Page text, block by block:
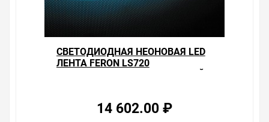
информацию об отличительных особенностях товара,
который вы собираетесь купить. Мы всегда рады
помочь, посоветовать, рассказать подробно о товарах
Свяжитесь с нами любым способом, который для вас
CВЕТОДИОДНАЯ НЕОНОВАЯ LED
ЛЕНТА FERON LS720
14 602.00 ₽